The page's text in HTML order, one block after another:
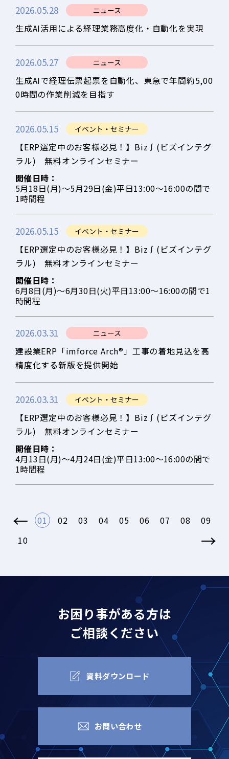
2026.05.28 ニュース
生成AI活用による経理業務高度化・自動化を実現
2026.05.27 ニュース
生成AIで経理伝票起票を自動化、東急で年間約5,00
0時間の作業削減を目指す
2026.05.15 イベント・セミナー
【ERP選定中のお客様必見！】Biz∫(ビズインテグ
ラル) 無料オンラインセミナー
開催日時：
5月18日(月)～5月29日(金)平日13:00～16:00の間で
1時間程
2026.05.15 イベント・セミナー
【ERP選定中のお客様必見！】Biz∫(ビズインテグ
ラル) 無料オンラインセミナー
開催日時：
6月8日(月)～6月30日(火)平日13:00～16:00の間で1
時間程
2026.03.31 ニュース
建設業ERP「imforce Arch®」工事の着地見込を高
精度化する新版を提供開始
2026.03.31 イベント・セミナー
【ERP選定中のお客様必見！】Biz∫(ビズインテグ
ラル) 無料オンラインセミナー
開催日時：
4月13日(月)～4月24日(金)平日13:00～16:00の間で
1時間程
← 01 02 03 04 05 06 07 08
09
10
→
お困り事がある方は
ご相談ください
資料ダウンロード
お問い合わせ